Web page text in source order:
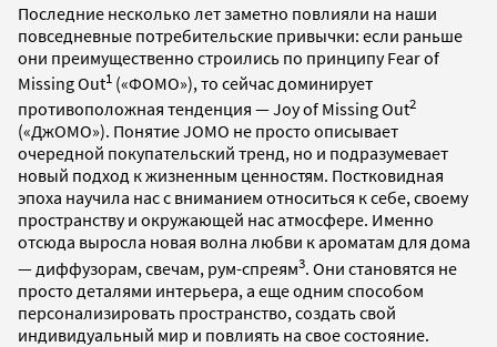
Последние несколько лет заметно повлияли на наши
повседневные потребительские привычки: если раньше
они преимущественно строились по принципу Fear of
Missing Out1 («ФOМO»), то сейчас доминирует
противоположная тенденция — Joy of Missing Out2
(«ДжOMO»). Понятие JOMO не просто описывает
очередной покупательский тренд, но и подразумевает
новый подход к жизненным ценностям. Постковидная
эпоха научила нас с вниманием относиться к себе, своему
пространству и окружающей нас атмосфере. Именно
отсюда выросла новая волна любви к ароматам для дома
— диффузорам, свечам, рум-спреям3. Они становятся не
просто деталями интерьера, а еще одним способом
персонализировать пространство, создать свой
индивидуальный мир и повлиять на свое состояние.